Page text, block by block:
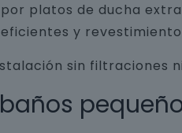
platos de ducha
y
sin filtraciones